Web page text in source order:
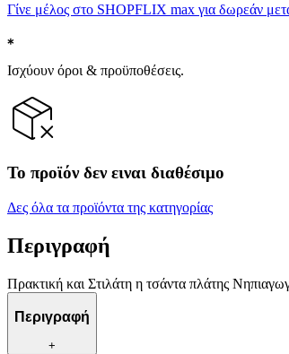
Γίνε μέλος στο SHOPFLIX max για δωρεάν
Ισχύουν όροι & προϋποθέσεις.
Το προϊόν δεν ειναι διαθέσιμο
Δες όλα τα προϊόντα της κατηγορίας
Περιγραφή
Πρακτική και Στιλάτη η τσάντα πλάτης
Περιγραφή
+